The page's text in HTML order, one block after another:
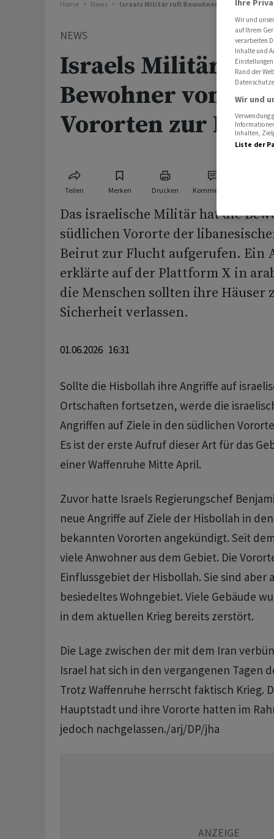
Home News Israels Militär ruft Bewohner von Beiruts
NEWS
Israels Militär ruft
Bewohner von
Vororten zur
Teilen Merken Drucken Kommentare
Das israelische Militär hat die
südlichen Vororte der
Beirut zur Flucht aufgerufen. Ein
erklärte auf der Plattform X in
die Menschen sollten ihre Häuser
Sicherheit verlassen.
01.06.2026 16:31
Sollte die Hisbollah ihre Angriffe auf
Ortschaften fortsetzen, werde die
Angriffen auf Ziele in den südlichen
Es ist der erste Aufruf dieser Art für das
einer Waffenruhe Mitte April.
Zuvor hatte Israels Regierungschef
neue Angriffe auf Ziele der Hisbollah in
bekannten Vororten angekündigt. Seit
viele Anwohner aus dem Gebiet. Die
Einflussgebiet der Hisbollah. Sie sind aber
besiedeltes Wohngebiet. Viele Gebäude
in dem aktuellen Krieg bereits zerstört.
Die Lage zwischen der mit dem Iran
Israel hat sich in den vergangenen Tagen
Trotz Waffenruhe herrscht faktisch Krieg.
Hauptstadt und ihre Vororte hatten im
jedoch nachgelassen./arj/DP/jha
Ihre
Wir und
auf Ihrem
verarbeiten
Inhalte und
Rand der
Wir und
Verwendung
Inhalten,
Liste der